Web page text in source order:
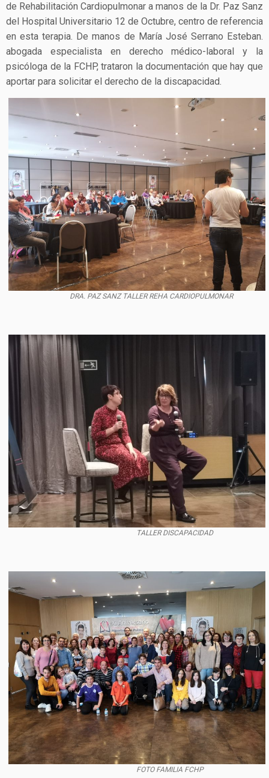
de Rehabilitación Cardiopulmonar a manos de la Dr. Paz Sanz
del Hospital Universitario 12 de Octubre, centro de referencia
en esta terapia. De manos de María José Serrano Esteban.
abogada especialista en derecho médico-laboral y la
psicóloga de la FCHP, trataron la documentación que hay que
aportar para solicitar el derecho de la discapacidad.
DRA. PAZ SANZ TALLER REHA CARDIOPULMONAR
TALLER DISCAPACIDAD
FOTO FAMILIA FCHP